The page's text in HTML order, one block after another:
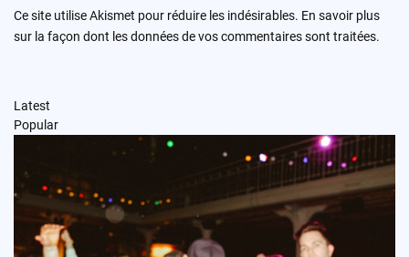
Ce site utilise Akismet pour réduire les indésirables. En savoir plus
sur la façon dont les données de vos commentaires sont traitées.
Latest
Popular